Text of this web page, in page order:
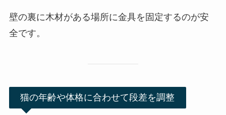
壁の裏に木材がある場所に金具を固定するのが安
全です。
猫の年齢や体格に合わせて段差を調整